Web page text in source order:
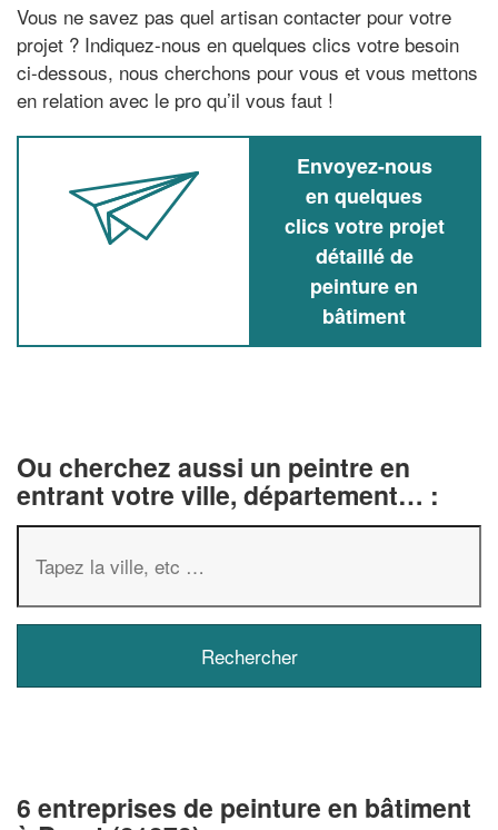
Vous ne savez pas quel artisan contacter pour votre
projet ? Indiquez-nous en quelques clics votre besoin
ci-dessous, nous cherchons pour vous et vous mettons
en relation avec le pro qu’il vous faut !
Envoyez-nous
en quelques
clics votre projet
détaillé de
peinture en
bâtiment
Ou cherchez aussi un peintre en
entrant votre ville, département… :
6 entreprises de peinture en bâtiment